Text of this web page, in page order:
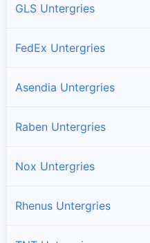
GLS Untergries
FedEx Untergries
Asendia Untergries
Raben Untergries
Nox Untergries
Rhenus Untergries